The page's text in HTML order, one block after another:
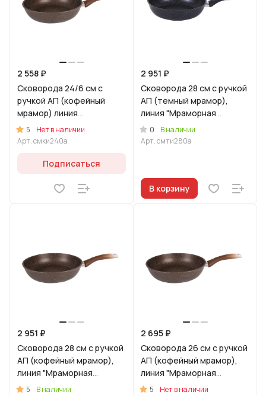
2 558 ₽
Сковорода 24/6 см с
ручкой АП (кофейный
мрамор) линия
"Мраморная
Индукционная"
5
Нет в наличии
Арт.смки240а
Подписаться
2 951 ₽
Сковорода 28 см с ручкой
АП (темный мрамор),
линия "Мраморная
Индукционная"
0
В наличии
Арт.смти280а
В корзину
2 951 ₽
Сковорода 28 см с ручкой
АП (кофейный мрамор),
линия "Мраморная
Индукционная"
5
В наличии
2 695 ₽
Сковорода 26 см с ручкой
АП (кофейный мрамор),
линия "Мраморная
Индукционная"
5
Нет в наличии